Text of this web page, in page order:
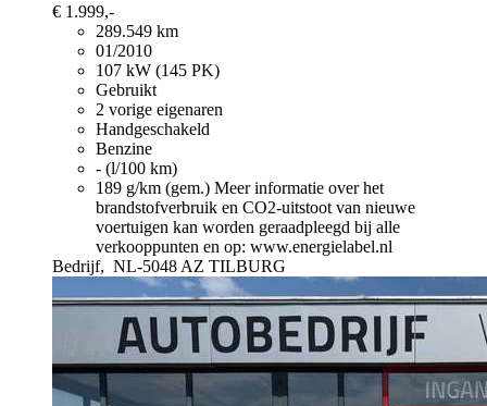
€ 1.999,-
289.549 km
01/2010
107 kW (145 PK)
Gebruikt
2 vorige eigenaren
Handgeschakeld
Benzine
- (l/100 km)
189 g/km (gem.) Meer informatie over het
brandstofverbruik en CO2-uitstoot van nieuwe
voertuigen kan worden geraadpleegd bij alle
verkooppunten en op: www.energielabel.nl
Bedrijf, NL-5048 AZ TILBURG